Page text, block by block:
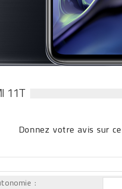
11T
Donnez votre avis sur
: